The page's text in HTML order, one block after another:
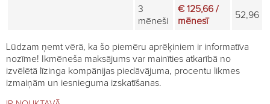
3
mēneši
€ 125,66 /
mēnesī
52,96
Lūdzam ņemt vērā, ka šo piemēru aprēķiniem ir informatīva
nozīme! Ikmēneša maksājums var mainīties atkarībā no
izvēlētā līzinga kompānijas piedāvājuma, procentu likmes
izmaiņām un iesnieguma izskatīšanas.